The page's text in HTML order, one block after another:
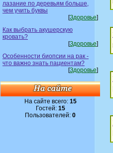
лазание по деревьям больше,
чем учить буквы
[Здоровье]
Как выбрать акушерскую
кровать?
[Здоровье]
Особенности биопсии на рак -
что важно знать пациентам?
[Здоровье]
На сайте всего: 15
Гостей: 15
Пользователей: 0